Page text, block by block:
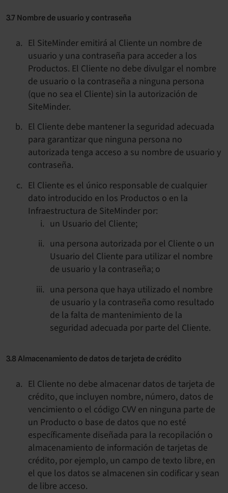
3.7 Nombre de usuario y contraseña
El SiteMinder emitirá al Cliente un nombre de
usuario y una contraseña para acceder a los
Productos. El Cliente no debe divulgar el nombre
de usuario o la contraseña a ninguna persona
(que no sea el Cliente) sin la autorización de
SiteMinder.
El Cliente debe mantener la seguridad adecuada
para garantizar que ninguna persona no
autorizada tenga acceso a su nombre de usuario y
contraseña.
El Cliente es el único responsable de cualquier
dato introducido en los Productos o en la
Infraestructura de SiteMinder por:
un Usuario del Cliente;
una persona autorizada por el Cliente o un
Usuario del Cliente para utilizar el nombre
de usuario y la contraseña; o
una persona que haya utilizado el nombre
de usuario y la contraseña como resultado
de la falta de mantenimiento de la
seguridad adecuada por parte del Cliente.
3.8 Almacenamiento de datos de tarjeta de crédito
El Cliente no debe almacenar datos de tarjeta de
crédito, que incluyen nombre, número, datos de
vencimiento o el código CVV en ninguna parte de
un Producto o base de datos que no esté
específicamente diseñada para la recopilación o
almacenamiento de información de tarjetas de
crédito, por ejemplo, un campo de texto libre, en
el que los datos se almacenen sin codificar y sean
de libre acceso.